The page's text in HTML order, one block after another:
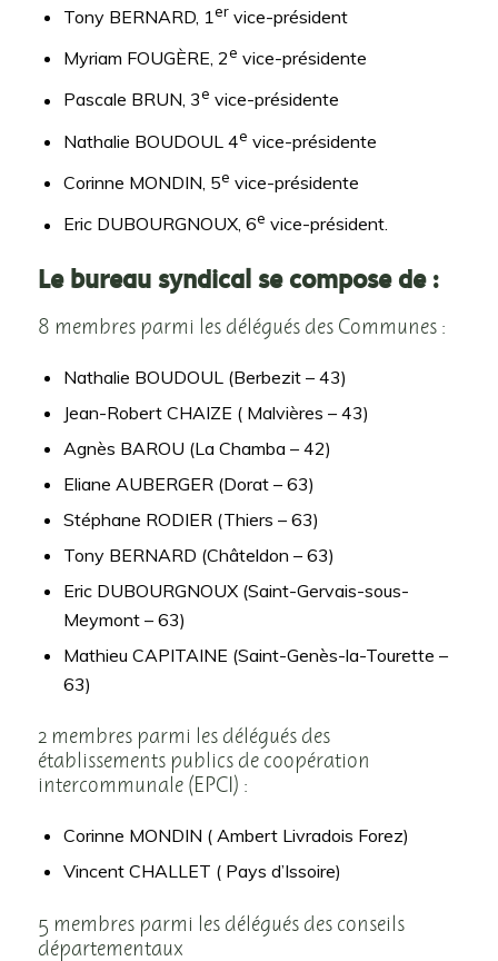
Tony BERNARD, 1ervice-président
Myriam FOUGÈRE, 2e vice-présidente
Pascale BRUN, 3e vice-présidente
Nathalie BOUDOUL 4e vice-présidente
Corinne MONDIN, 5e vice-présidente
Eric DUBOURGNOUX, 6e vice-président.
Le bureau syndical se compose de :
8 membres parmi les délégués des Communes :
Nathalie BOUDOUL (Berbezit – 43)
Jean-Robert CHAIZE ( Malvières – 43)
Agnès BAROU (La Chamba – 42)
Eliane AUBERGER (Dorat – 63)
Stéphane RODIER (Thiers – 63)
Tony BERNARD (Châteldon – 63)
Eric DUBOURGNOUX (Saint-Gervais-sous-
Meymont – 63)
Mathieu CAPITAINE (Saint-Genès-la-Tourette –
63)
2 membres parmi les délégués des
établissements publics de coopération
intercommunale (EPCI) :
Corinne MONDIN ( Ambert Livradois Forez)
Vincent CHALLET ( Pays d’Issoire)
5 membres parmi les délégués des conseils
départementaux